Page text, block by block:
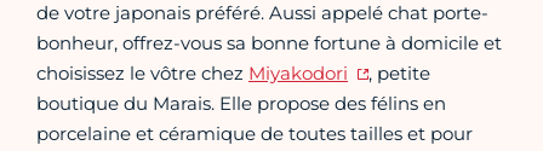
de votre japonais préféré. Aussi appelé chat porte-
bonheur, offrez-vous sa bonne fortune à domicile et
choisissez le vôtre chez Miyakodori
, petite
boutique du Marais. Elle propose des félins en
porcelaine et céramique de toutes tailles et pour